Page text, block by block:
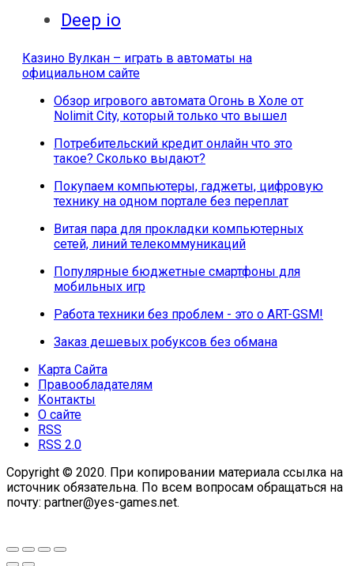
Deep io
Казино Вулкан – играть в автоматы на
официальном сайте
Обзор игрового автомата Огонь в Холе от
Nolimit City, который только что вышел
Потребительский кредит онлайн что это
такое? Сколько выдают?
Покупаем компьютеры, гаджеты, цифровую
технику на одном портале без переплат
Витая пара для прокладки компьютерных
сетей, линий телекоммуникаций
Популярные бюджетные смартфоны для
мобильных игр
Работа техники без проблем - это о ART-GSM!
Заказ дешевых робуксов без обмана
Карта Сайта
Правообладателям
Контакты
О сайте
RSS
RSS 2.0
Copyright © 2020. При копировании материала ссылка на
источник обязательна. По всем вопросам обращаться на
почту: partner@yes-games.net.